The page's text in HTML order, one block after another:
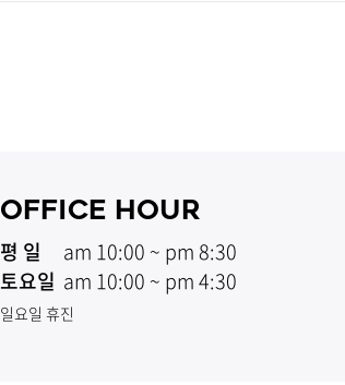
OFFICE HOUR
평 일
am 10:00 ~ pm 8:30
토요일 am 10:00 ~ pm 4:30
일요일 휴진